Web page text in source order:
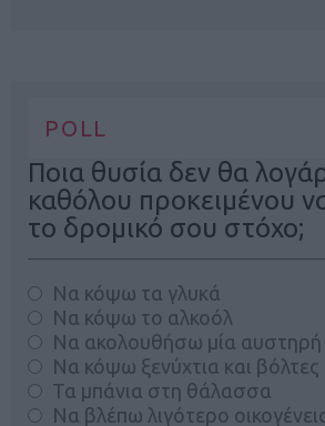
POLL
Ποια θυσία δεν θα
καθόλου προκειμένου
το δρομικό σου στόχο;
Να κόψω τα γλυκά
Να κόψω το αλκοόλ
Να ακολουθήσω μία
Να κόψω ξενύχτια και βόλτες
Τα μπάνια στη θάλασσα
Να βλέπω λιγότερο